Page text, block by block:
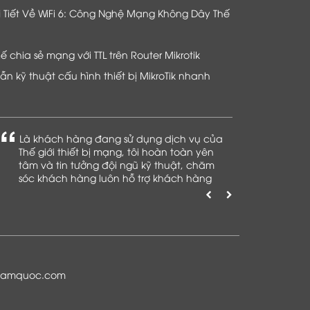
Tiết Về WiFi 6: Công Nghệ Mạng Không Dây Thế
chia sẻ mạng với TTL trên Router Mikrotik
kỹ thuật cấu hình thiết bị MikroTik nhanh
Là khách hàng đang sử dụng dịch vụ của
Thế giới thiết bị mạng, tôi hoàn toàn yên
tâm và tin tưởng đội ngũ kỹ thuật, chăm
sóc khách hàng luôn hỗ trợ khách hàng